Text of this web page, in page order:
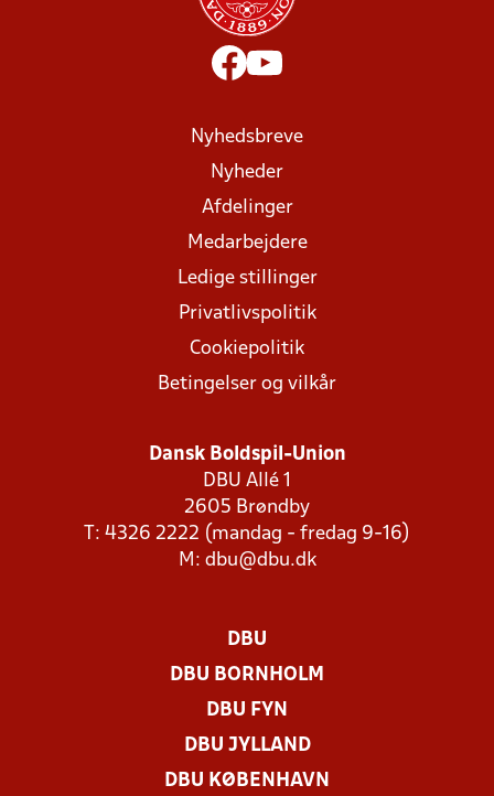
Nyhedsbreve
Nyheder
Afdelinger
Medarbejdere
Ledige stillinger
Privatlivspolitik
Cookiepolitik
Betingelser og vilkår
Dansk Boldspil-Union
DBU Allé 1
2605 Brøndby
T: 4326 2222 (mandag - fredag 9-16)
M: dbu@dbu.dk
DBU
DBU BORNHOLM
DBU FYN
DBU JYLLAND
DBU KØBENHAVN